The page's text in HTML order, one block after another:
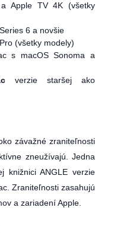
Apple TV 4K (všetky
6 a novšie
(všetky modely)
s macOS Sonoma a
verzie staršej ako
závažné zraniteľnosti
zneužívajú. Jedna
knižnici ANGLE verzie
Zraniteľnosti zasahujú
a zariadení Apple.